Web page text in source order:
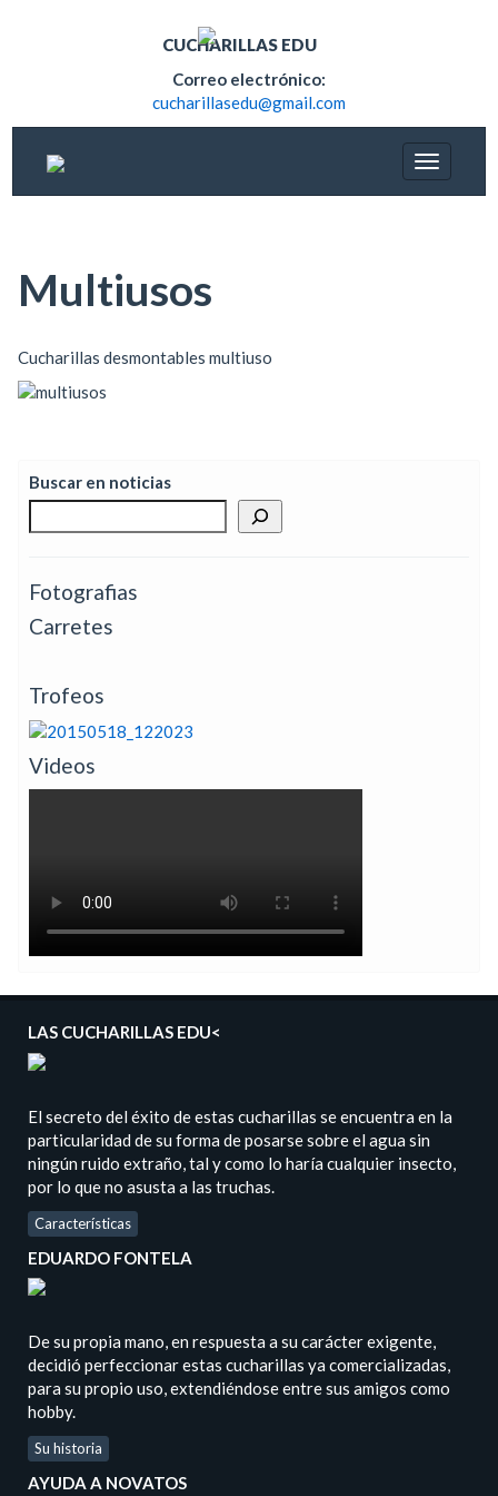
CUCHARILLAS EDU
Correo electrónico:
cucharillasedu@gmail.com
Multiusos
Cucharillas desmontables multiuso
Buscar en noticias
Fotografias
Carretes
Trofeos
Videos
LAS CUCHARILLAS EDU<
El secreto del éxito de estas cucharillas se encuentra en la
particularidad de su forma de posarse sobre el agua sin
ningún ruido extraño, tal y como lo haría cualquier insecto,
por lo que no asusta a las truchas.
Características
EDUARDO FONTELA
De su propia mano, en respuesta a su carácter exigente,
decidió perfeccionar estas cucharillas ya comercializadas,
para su propio uso, extendiéndose entre sus amigos como
hobby.
Su historia
AYUDA A NOVATOS